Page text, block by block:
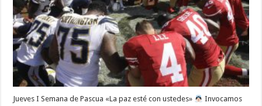
Jueves I Semana de Pascua «La paz esté con ustedes»
Invocamos